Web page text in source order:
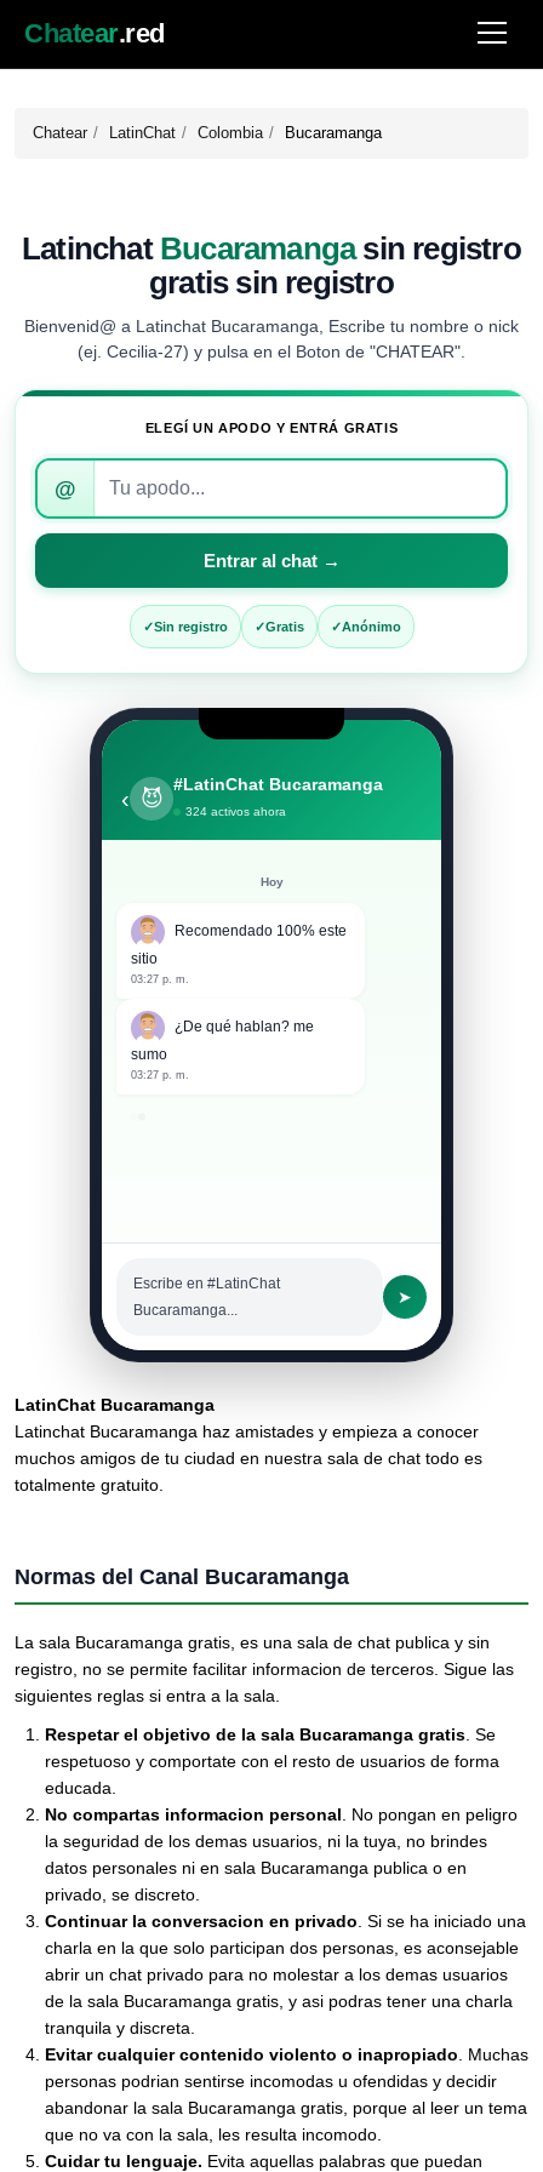
Chatear.red
Chatear LatinChat Colombia Bucaramanga
Latinchat Bucaramangasin registro
gratis sin registro
Bienvenid@ a Latinchat Bucaramanga, Escribe tu nombre o nick
(ej. Cecilia-27) y pulsa en el Boton de "CHATEAR".
ELEGÍ UN APODO Y ENTRÁ GRATIS
Introduce
apodo
para
entrar
@
Entrar al chat →
Sin registro Gratis Anónimo
‹ 😈
#LatinChat Bucaramanga
324 activos ahora
Hoy
Recomendado 100% este
sitio
03:27 p. m.
¿De qué hablan? me
sumo
03:27 p. m.
Escribe en #LatinChat
Bucaramanga...
➤
LatinChat Bucaramanga
Latinchat Bucaramanga haz amistades y empieza a conocer
muchos amigos de tu ciudad en nuestra sala de chat todo es
totalmente gratuito.
Normas del Canal Bucaramanga
La sala Bucaramanga gratis, es una sala de chat publica y sin
registro, no se permite facilitar informacion de terceros. Sigue las
siguientes reglas si entra a la sala.
Respetar el objetivo de la sala Bucaramanga gratis . Se
respetuoso y comportate con el resto de usuarios de forma
educada.
No compartas informacion personal . No pongan en peligro
la seguridad de los demas usuarios, ni la tuya, no brindes
datos personales ni en sala Bucaramanga publica o en
privado, se discreto.
Continuar la conversacion en privado . Si se ha iniciado una
charla en la que solo participan dos personas, es aconsejable
abrir un chat privado para no molestar a los demas usuarios
de la sala Bucaramanga gratis, y asi podras tener una charla
tranquila y discreta.
Evitar cualquier contenido violento o inapropiado . Muchas
personas podrian sentirse incomodas u ofendidas y decidir
abandonar la sala Bucaramanga gratis, porque al leer un tema
que no va con la sala, les resulta incomodo.
Cuidar tu lenguaje. Evita aquellas palabras que puedan